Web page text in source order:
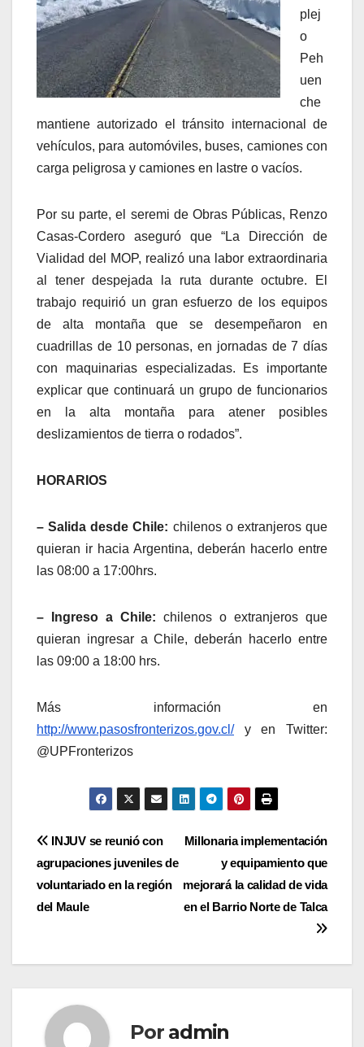
plej
o
Peh
uen
che
mantiene autorizado el tránsito internacional de
vehículos, para automóviles, buses, camiones con
carga peligrosa y camiones en lastre o vacíos.
Por su parte, el seremi de Obras Públicas, Renzo
Casas-Cordero aseguró que “La Dirección de
Vialidad del MOP, realizó una labor extraordinaria
al tener despejada la ruta durante octubre. El
trabajo requirió un gran esfuerzo de los equipos
de alta montaña que se desempeñaron en
cuadrillas de 10 personas, en jornadas de 7 días
con maquinarias especializadas. Es importante
explicar que continuará un grupo de funcionarios
en la alta montaña para atener posibles
deslizamientos de tierra o rodados”.
HORARIOS
– Salida desde Chile: chilenos o extranjeros que
quieran ir hacia Argentina, deberán hacerlo entre
las 08:00 a 17:00hrs.
– Ingreso a Chile: chilenos o extranjeros que
quieran ingresar a Chile, deberán hacerlo entre
las 09:00 a 18:00 hrs.
Más información en
http://www.pasosfronterizos.gov.cl/y en Twitter:
@UPFronterizos
Navegación
de
entradas
Millonaria implementación
y equipamiento que
mejorará la calidad de vida
en el Barrio Norte de Talca
INJUV se reunió con
agrupaciones juveniles de
voluntariado en la región
del Maule
Por admin